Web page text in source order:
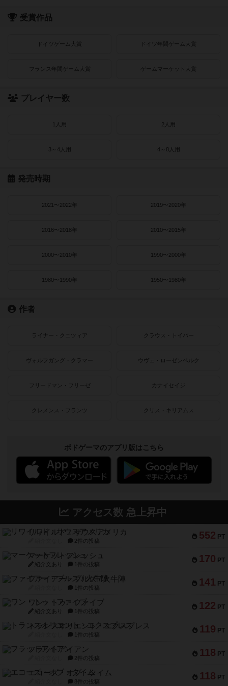
受賞作品
ドイツゲーム大賞 ドイツ年間ゲーム大賞
フランス年間ゲーム大賞 ゲームマーケット大賞
プレイヤー数
1人用 2人用
3～4人用 4～8人用
発売時期
2021〜2022年 2019〜2020年
2016〜2018年 2010〜2015年
2000〜2010年 1990〜2000年
1980〜1990年 1950〜1980年
作者
ライナー・クニツィア クラウス・トイバー
ヴォルフガング・クラマー ウヴェ・ローゼンベルク
フリードマン・フリーゼ カナイセイジ
クレメンス・フランツ クリス・キリアムス
ボドゲーマのアプリ版はこちら
アクセス数 急上昇中
552 PT
リワイルド：サウスアメリカ
2件の投稿
170 PT
マーケットフレッシュ
紹介文あり 1件の投稿
141 PT
ファイアー・ブルズ / 火牛陣
1件の投稿
122 PT
ワン・トゥ・ファイブ
紹介文あり 1件の投稿
119 PT
トランスオリエント・エクスプレス
1件の投稿
118 PT
フラットアイアン
2件の投稿
118 PT
エコーズ・オブ・タイム
8件の投稿